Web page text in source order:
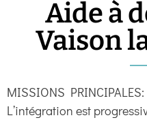
Aide à
Vaison
MISSIONS PRINCIPALES:
L’intégration est